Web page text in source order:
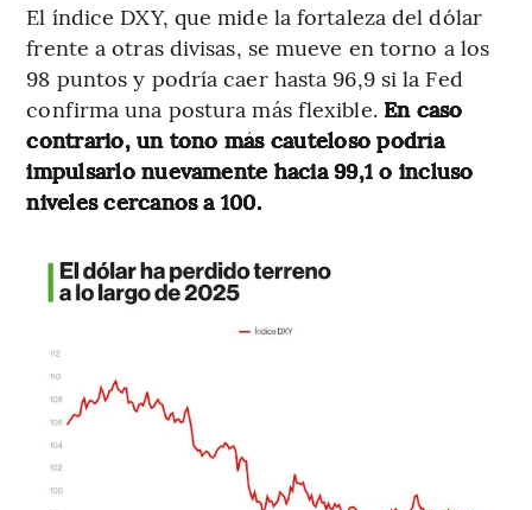
El índice DXY, que mide la fortaleza del dólar
frente a otras divisas, se mueve en torno a los
98 puntos y podría caer hasta 96,9 si la Fed
confirma una postura más flexible. En caso
contrario, un tono más cauteloso podría
impulsarlo nuevamente hacia 99,1 o incluso
niveles cercanos a 100.